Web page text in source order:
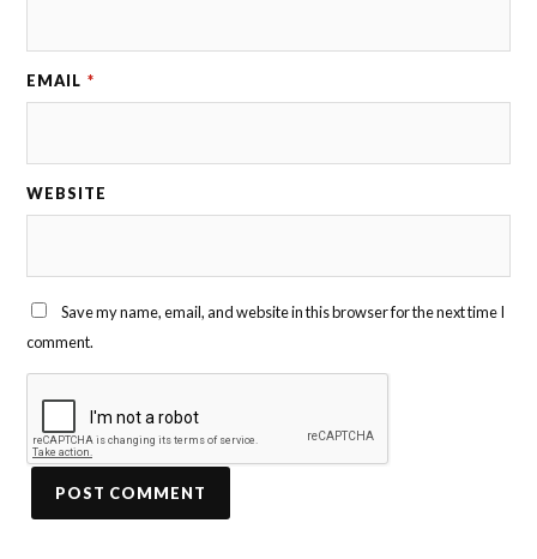
EMAIL *
WEBSITE
Save my name, email, and website in this browser for the next time I
comment.